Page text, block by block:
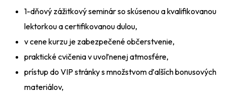
through
139,00 €
1-dňový zážitkový seminár so skúsenou a kvalifikovanou
lektorkou a certifikovanou dulou,
v cene kurzu je zabezpečené občerstvenie,
praktické cvičenia v uvoľnenej atmosfére,
prístup do VIP stránky s množstvom ďalších bonusových
materiálov,